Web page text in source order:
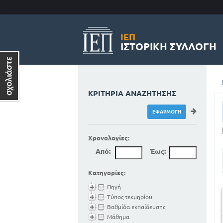
ΙΕΠ
ΙΣΤΟΡΙΚΉ ΣΥΛΛΟΓΉ
ΚΡΙΤΉΡΙΑ ΑΝΑΖΉΤΗΣΗΣ
Χρονολογίες:
Από: Έως:
Κατηγορίες:
Πηγή
Τύπος τεκμηρίου
Βαθμίδα εκπαίδευσης
Μάθημα